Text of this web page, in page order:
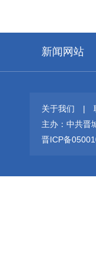
新闻网站
关于我们 |
主办：中共晋
晋ICP备